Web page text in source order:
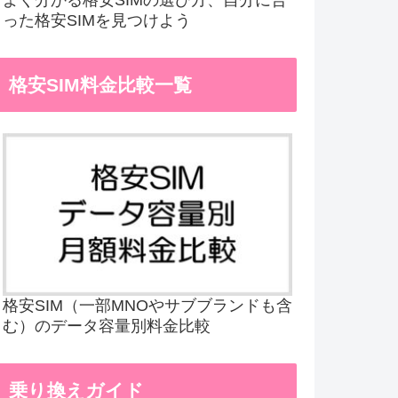
った格安SIMを見つけよう
格安SIM料金比較一覧
格安SIM（一部MNOやサブブランドも含
む）のデータ容量別料金比較
乗り換えガイド